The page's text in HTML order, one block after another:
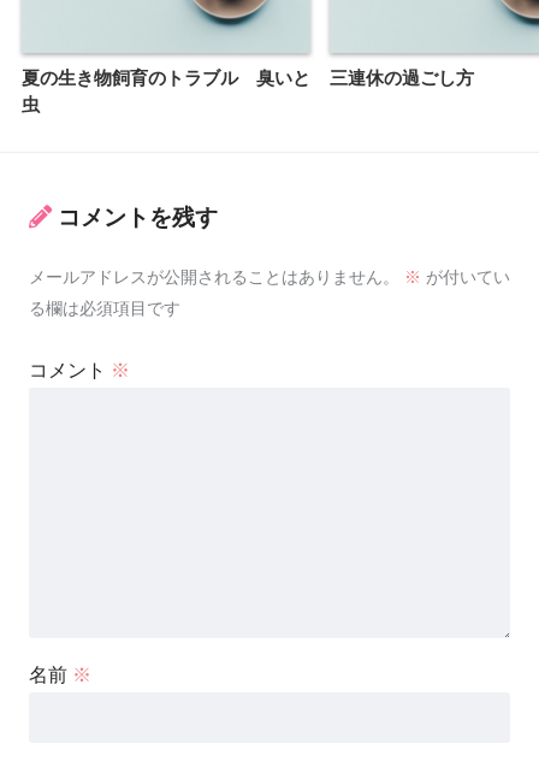
夏の生き物飼育のトラブル 臭いと
虫
三連休の過ごし方
コメントを残す
メールアドレスが公開されることはありません。 ※ が付いてい
る欄は必須項目です
コメント ※
名前 ※